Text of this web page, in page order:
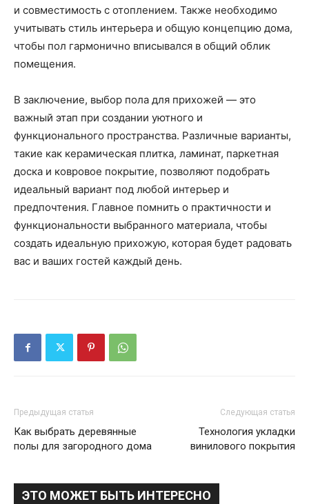
и совместимость с отоплением. Также необходимо
учитывать стиль интерьера и общую концепцию дома,
чтобы пол гармонично вписывался в общий облик
помещения.
В заключение, выбор пола для прихожей — это
важный этап при создании уютного и
функционального пространства. Различные варианты,
такие как керамическая плитка, ламинат, паркетная
доска и ковровое покрытие, позволяют подобрать
идеальный вариант под любой интерьер и
предпочтения. Главное помнить о практичности и
функциональности выбранного материала, чтобы
создать идеальную прихожую, которая будет радовать
вас и ваших гостей каждый день.
Предыдущая статья
Как выбрать деревянные
полы для загородного дома
Следующая статья
Технология укладки
винилового покрытия
ЭТО МОЖЕТ БЫТЬ ИНТЕРЕСНО